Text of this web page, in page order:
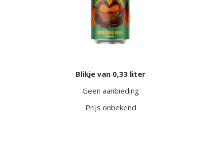
Blikje van 0,33 liter
Geen aanbieding
Prijs onbekend